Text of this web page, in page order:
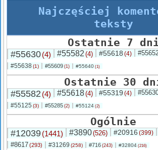
Najczęściej
teksty
Ostatnie 7
#55630(4) #55582 (4) #55618 (4)
#55638 (1) #55609 (1) #55640 (1)
Ostatnie 30
#55582 (4) #55618(4) #55319 (4)
#55125 (3) #55285 (2) #55124 (2)
Ogólnie
#12039(1441) #3890(526) #20916 (399)
#8617(293) #31269 (258) #716 (243) #32804 (216)